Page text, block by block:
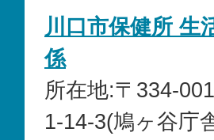
川口市保健所 生
係
所在地:〒334-
1-14-3(鳩ヶ谷庁